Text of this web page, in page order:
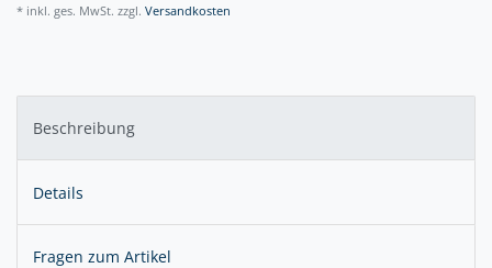
* inkl. ges. MwSt. zzgl. Versandkosten
Beschreibung
Details
Fragen zum Artikel